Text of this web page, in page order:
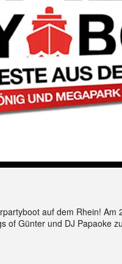
auf dem Rhein! Am
of Günter und DJ Papaoke